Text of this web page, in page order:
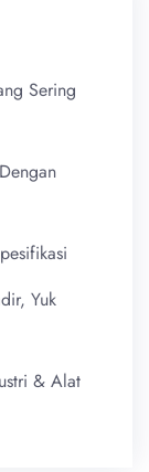
Sering
Yuk
& Alat